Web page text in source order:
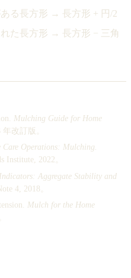
る長方形 → 長方形 + 円/2
た長方形 → 長方形 − 三角
Mulching Guide for Home
年改訂版。
Care Operations: Mulching.
Institute, 2022。
Aggregate Stability and
4, 2018。
Mulch for the Home